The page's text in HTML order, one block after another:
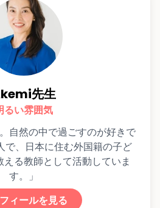
先生
るい雰囲気
自然の中で過ごすのが好きで
で、日本に住む外国籍の子ど
える教師として活動していま
す。」
ィールを見る